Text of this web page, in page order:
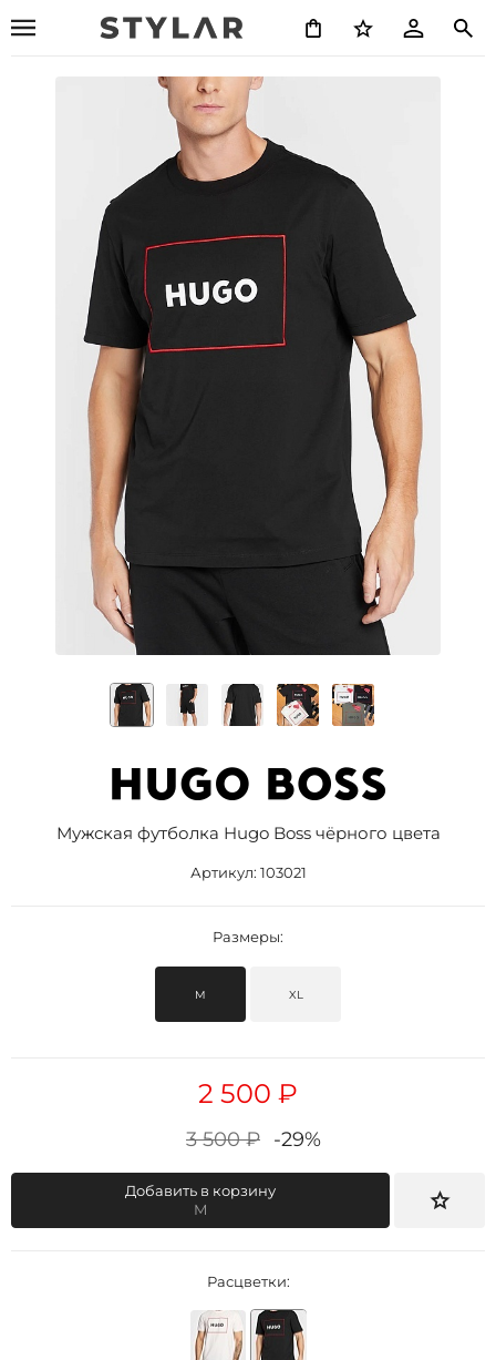
Мужская футболка Hugo Boss чёрного цвета
Артикул: 103021
Размеры:
M XL
2 500 ₽
3 500 ₽ -29%
Добавить в корзину
M
Расцветки: